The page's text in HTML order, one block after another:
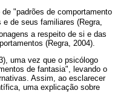
"padrões de comportamento
de seus familiares (Regra,
a respeito de si e das
(Regra, 2004).
uma vez que o psicólogo
de fantasia", levando o
Assim, ao esclarecer
uma explicação sobre